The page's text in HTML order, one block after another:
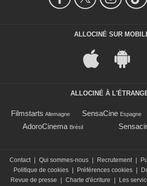
ALLOCINÉ SUR
ALLOCINÉ À
Filmstarts Allemagne SensaCine Espagne
AdoroCinema Brésil
Contact | Qui sommes-nous | Recrutement |
Politique de cookies | Préférences cookies |
Revue de presse
| Charte d'écriture | Les